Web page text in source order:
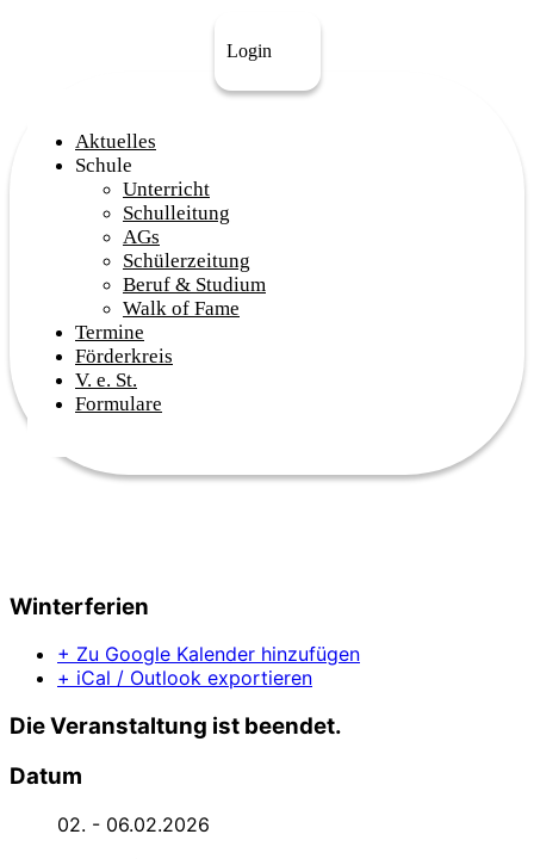
Aktuelles
Schule
Unterricht
Schulleitung
AGs
Schülerzeitung
Beruf & Studium
Walk of Fame
Termine
Förderkreis
V. e. St.
Formulare
Login
Winterferien
+ Zu Google Kalender hinzufügen
+ iCal / Outlook exportieren
Die Veranstaltung ist beendet.
Datum
02. - 06.02.2026